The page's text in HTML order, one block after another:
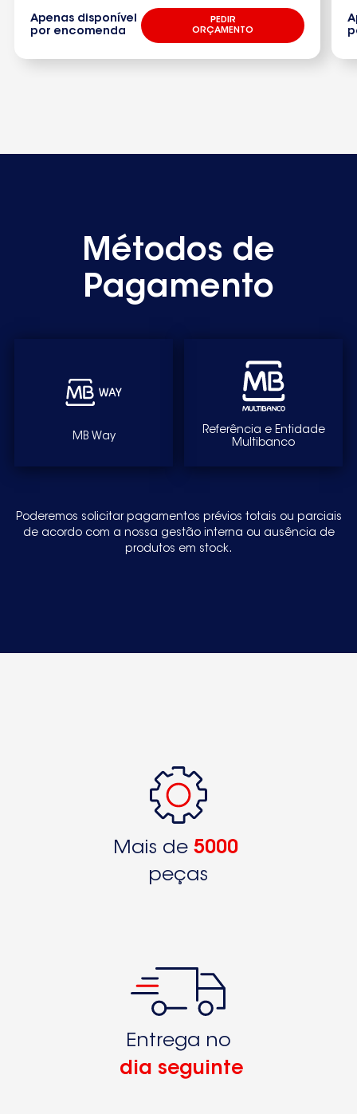
Apenas disponível
por encomenda
PEDIR
ORÇAMENTO
Métodos de
Pagamento
MB Way
Referência e Entidade
Multibanco
Poderemos solicitar pagamentos prévios totais ou parciais
de acordo com a nossa gestão interna ou ausência de
produtos em stock.
Mais de 5000
peças
Entrega no
dia seguinte